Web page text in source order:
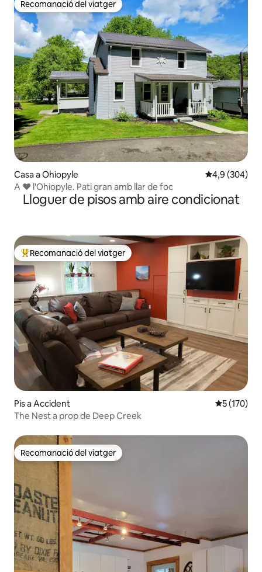
Recomanació del viatger
Recomanació del viatger
Casa a Ohiopyle 4,9 de
4,9 (304)
A ❤ l'Ohiopyle. Pati gran amb llar de foc
Lloguer de pisos amb aire condicionat
Principals recomanacions dels viatgers
Recomanació del viatger
Pis a Accident 5 de
5 (170)
The Nest a prop de Deep Creek
Recomanació del viatger
Recomanació del viatger